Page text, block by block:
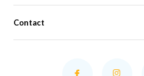
Contact